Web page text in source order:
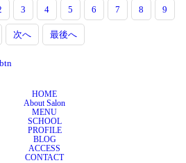
3 4 5 6 7 8 9
次へ 最後へ
HOME
About Salon
MENU
SCHOOL
PROFILE
BLOG
ACCESS
CONTACT